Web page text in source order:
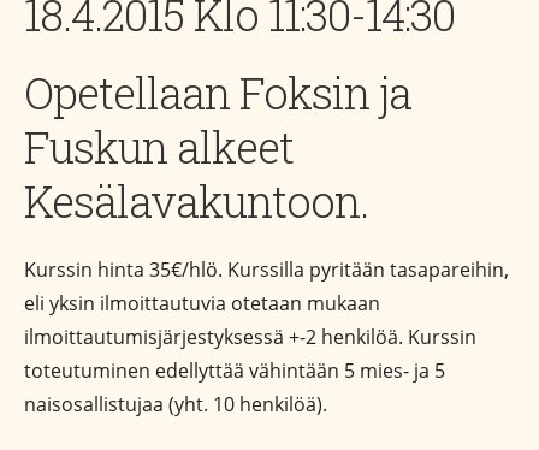
18.4.2015 Klo 11:30-14:30
Opetellaan Foksin ja
Fuskun alkeet
Kesälavakuntoon.
Kurssin hinta 35€/hlö. Kurssilla pyritään tasapareihin,
eli yksin ilmoittautuvia otetaan mukaan
ilmoittautumisjärjestyksessä +-2 henkilöä. Kurssin
toteutuminen edellyttää vähintään 5 mies- ja 5
naisosallistujaa (yht. 10 henkilöä).